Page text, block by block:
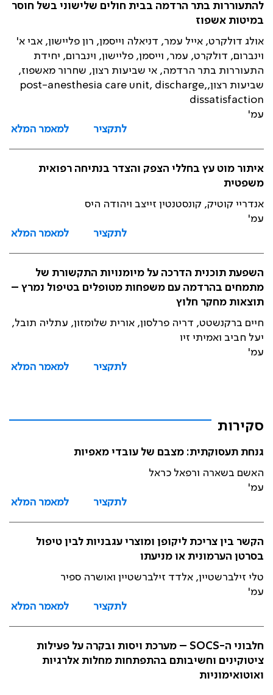
להתעוררות בתר הרדמה בבית חולים שלישוני בשל חוסר
במיטות אשפוז
אולג דולקרט, אייל עמר, דניאלה וייסמן, רון פליישון, אבי א'
וינברום, דולקרט, עמר, וייסמן, פליישון, וינברום, יחידת
התעוררות בתר הרדמה, אי שביעות רצון, שחרור מאשפוז,
שביעות רצון,post-anesthesia care unit, discharge,
dissatisfaction
עמ'
לתקציר
למאמר המלא
איתור מוט עץ בחללי הצפק והצדר בנתיחה רפואית
משפטית
אנדריי קוטיק, קונסטנטין זייצב ויהודה היס
עמ'
לתקציר
למאמר המלא
השפעת תוכנית הדרכה על מיומנויות התקשורת של
מתמחים בהרדמה עם משפחות מטופלים בטיפול נמרץ –
תוצאות מחקר חלוץ
חיים ברקנשטט, דריה פרלסון, אורית שלומזון, עתליה תובל,
יעל חביב ואמיתי זיו
עמ'
לתקציר
למאמר המלא
סקירות
גנחת תעסוקתית: מצבם של עובדי מאפיות
האשם בשארה ורפאל כראל
עמ'
לתקציר
למאמר המלא
הקשר בין צריכת ליקופן ומוצרי עגבניות לבין טיפול
בסרטן הערמונית או מניעתו
טלי זילברשטיין, אלדד זילברשטיין ואושרה ספיר
עמ'
לתקציר
למאמר המלא
חלבוני ה-SOCS – מערכת ויסות ובקרה על פעילות
ציטוקינים וחשיבותם בהתפתחות מחלות אלרגיות
ואוטואימוניות